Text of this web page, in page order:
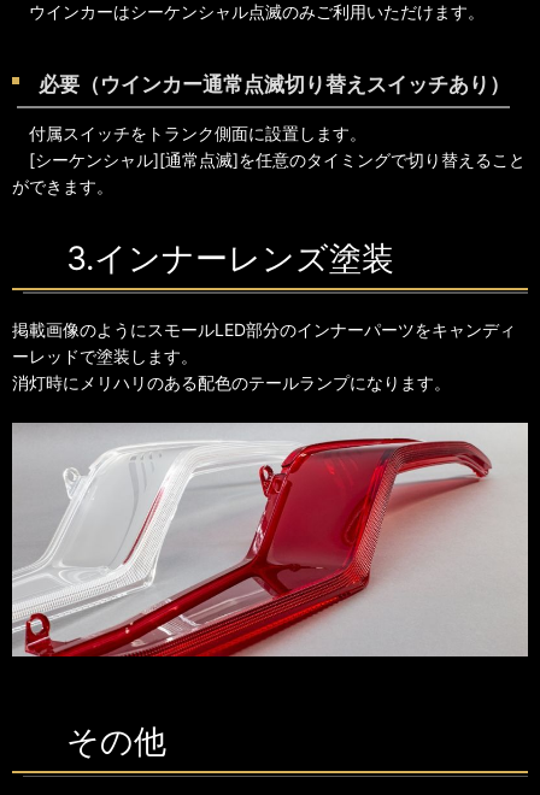
ウインカーはシーケンシャル点滅のみご利用いただけます。
必要（ウインカー通常点滅切り替えスイッチあり）
付属スイッチをトランク側面に設置します。
[シーケンシャル][通常点滅]を任意のタイミングで切り替えること
ができます。
3.インナーレンズ塗装
掲載画像のようにスモールLED部分のインナーパーツをキャンディ
ーレッドで塗装します。
消灯時にメリハリのある配色のテールランプになります。
その他